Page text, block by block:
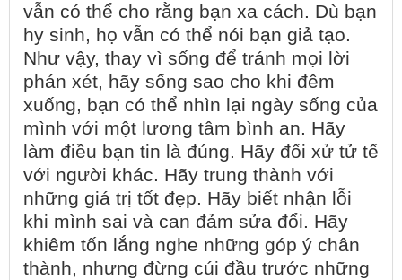
vẫn có thể cho rằng bạn xa cách. Dù bạn
hy sinh, họ vẫn có thể nói bạn giả tạo.
Như vậy, thay vì sống để tránh mọi lời
phán xét, hãy sống sao cho khi đêm
xuống, bạn có thể nhìn lại ngày sống của
mình với một lương tâm bình an. Hãy
làm điều bạn tin là đúng. Hãy đối xử tử tế
với người khác. Hãy trung thành với
những giá trị tốt đẹp. Hãy biết nhận lỗi
khi mình sai và can đảm sửa đổi. Hãy
khiêm tốn lắng nghe những góp ý chân
thành, nhưng đừng cúi đầu trước những